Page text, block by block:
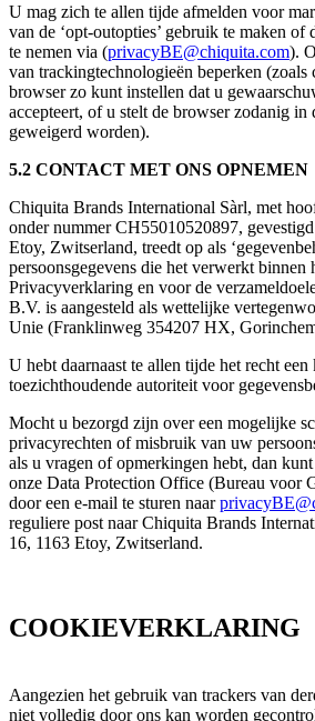
U mag zich te allen tijde afmelden voor
van de ‘opt-outopties’ gebruik te maken of
te nemen via (privacyBE@chiquita.com).
van trackingtechnologieën beperken
browser zo kunt instellen dat u
accepteert, of u stelt de browser zodanig in
geweigerd worden).
5.2 CONTACT MET ONS OPNEMEN
Chiquita Brands International Sàrl, met
onder nummer CH55010520897,
Etoy, Zwitserland, treedt op als
persoonsgegevens die het verwerkt binnen
Privacyverklaring en voor de
B.V. is aangesteld als wettelijke
Unie (Franklinweg 354207 HX,
U hebt daarnaast te allen tijde het recht
toezichthoudende autoriteit voor
Mocht u bezorgd zijn over een mogelijke
privacyrechten of misbruik van uw
als u vragen of opmerkingen hebt, dan
onze Data Protection Office (Bureau voor
door een e-mail te sturen naar
reguliere post naar Chiquita Brands
16, 1163 Etoy, Zwitserland.
COOKIEVERKLARING
Aangezien het gebruik van trackers van
niet volledig door ons kan worden